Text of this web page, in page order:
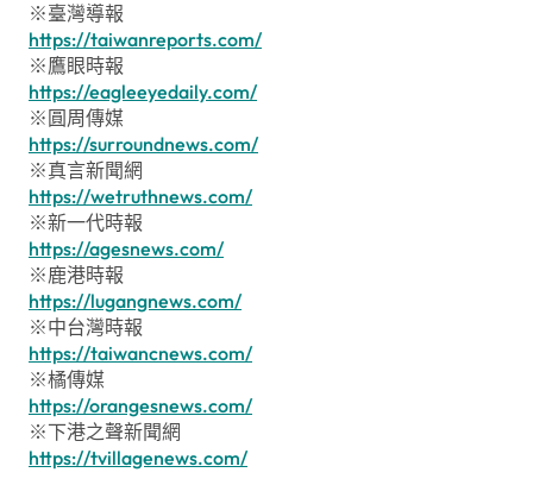
※臺灣導報
https://taiwanreports.com/
※鷹眼時報
https://eagleeyedaily.com/
※圓周傳媒
https://surroundnews.com/
※真言新聞網
https://wetruthnews.com/
※新一代時報
https://agesnews.com/
※鹿港時報
https://lugangnews.com/
※中台灣時報
https://taiwancnews.com/
※橘傳媒
https://orangesnews.com/
※下港之聲新聞網
https://tvillagenews.com/